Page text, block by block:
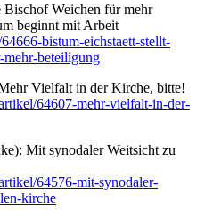
Weichen für mehr
beginnt mit Arbeit
bistum-eichstaett-stellt-
beteiligung
Vielfalt in der Kirche, bitte!
64607-mehr-vielfalt-in-der-
Mit synodaler Weitsicht zu
64576-mit-synodaler-
kirche